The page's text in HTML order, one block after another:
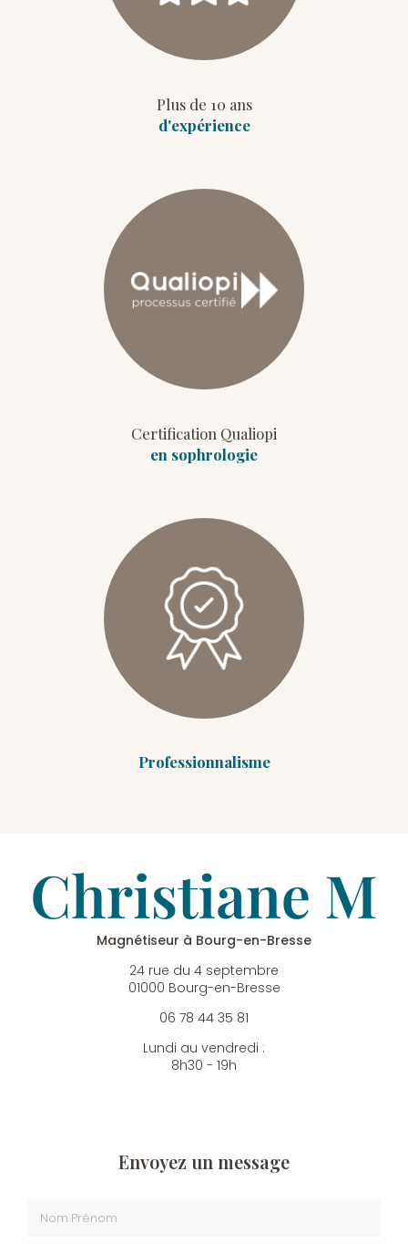
Plus de 10 ans
d'expérience
Certification Qualiopi
en sophrologie
Professionnalisme
Magnétiseur à Bourg-en-Bresse
24 rue du 4 septembre
01000 Bourg-en-Bresse
06 78 44 35 81
Lundi au vendredi :
8h30 - 19h
Envoyez un message